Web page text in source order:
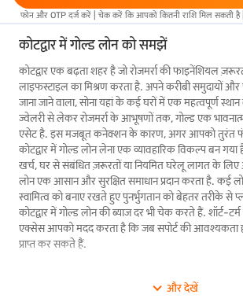
फोन और OTP दर्ज करें | चेक करें कि आपको कितनी राशि मिल सकती
कोटद्वार में गोल्ड लोन को समझें
कोटद्वार एक बढ़ता शहर है जो रोजमर्रा की फाइनेंशियल
लाइफस्टाइल का मिश्रण करता है. अपने करीबी समुदायों और
जाना जाने वाला, सोना यहां के कई घरों में एक महत्वपूर्ण
ज्वेलरी से लेकर रोजमर्रा के आभूषणों तक, गोल्ड एक
एसेट है. इस मजबूत कनेक्शन के कारण, अगर आपको तुरंत
कोटद्वार में गोल्ड लोन लेना एक व्यावहारिक विकल्प बन गया
खर्च, घर से संबंधित ज़रूरतों या नियमित घरेलू लागत के
लोन एक आसान और सुरक्षित समाधान प्रदान करता है. कई
स्वामित्व को बनाए रखते हुए पुनर्भुगतान को बेहतर तरीके से
कोटद्वार में गोल्ड लोन की ब्याज दर भी चेक करते हैं. शॉर्ट-
एक्सेस आपको मदद करता है कि जब सपोर्ट की आवश्यकता
प्राप्त कर सकते हैं.
कोटद्वार में गोल्ड लोन की विशेषताएं और लाभ
और देखें